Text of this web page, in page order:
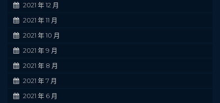
2021 年 12 月
2021 年 11 月
2021 年 10 月
2021 年 9 月
2021 年 8 月
2021 年 7 月
2021 年 6 月